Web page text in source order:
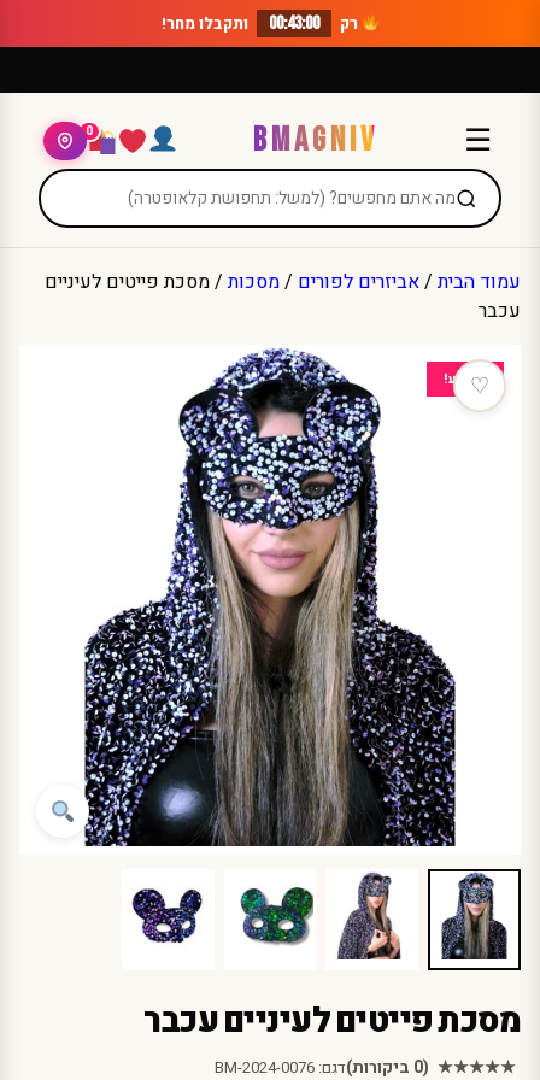
to
רק 00:43:00 ותקבלו מחר!
☰
BMAGNIV
0
עמוד הבית/אביזרים לפורים /מסכות/ מסכת פייטים לעיניים
עכבר
מבצע!
מסכת פייטים לעיניים עכבר
♡
★★★★★ (0 ביקורות) דגם: BM-2024-0076